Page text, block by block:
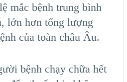
mắc bệnh trung bình
lớn hơn tổng lượng
của toàn châu Âu.
bệnh chạy chữa hết